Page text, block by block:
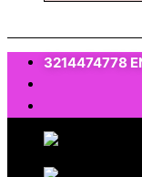
3214474778